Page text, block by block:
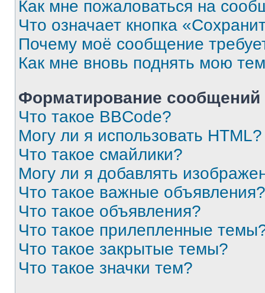
Как мне пожаловаться на
Что означает кнопка
Почему моё сообщение
Как мне вновь поднять мою
Форматирование
Что такое BBCode?
Могу ли я использовать HTML?
Что такое смайлики?
Могу ли я добавлять
Что такое важные объявления?
Что такое объявления?
Что такое прилепленные
Что такое закрытые темы?
Что такое значки тем?